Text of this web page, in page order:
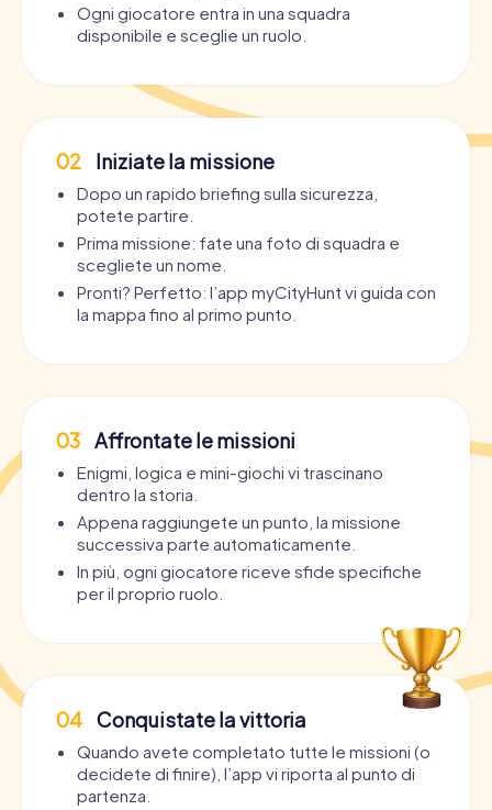
Ogni giocatore entra in una squadra
disponibile e sceglie un ruolo.
02 Iniziate la missione
Dopo un rapido briefing sulla sicurezza,
potete partire.
Prima missione: fate una foto di squadra e
scegliete un nome.
Pronti? Perfetto: l’app myCityHunt vi guida con
la mappa fino al primo punto.
03 Affrontate le missioni
Enigmi, logica e mini-giochi vi trascinano
dentro la storia.
Appena raggiungete un punto, la missione
successiva parte automaticamente.
In più, ogni giocatore riceve sfide specifiche
per il proprio ruolo.
04 Conquistate la vittoria
Quando avete completato tutte le missioni (o
decidete di finire), l’app vi riporta al punto di
partenza.